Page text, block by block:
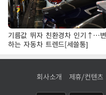
기름값 뛰자 친환경차 인기↑…변
하는 자동차 트렌드[세쓸통]
회사소개 제휴/컨텐츠